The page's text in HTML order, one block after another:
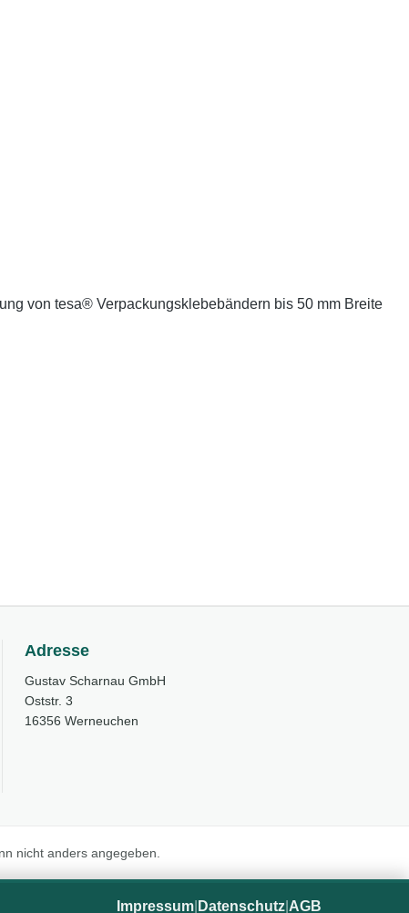
von tesa® Verpackungsklebebändern bis 50 mm Breite
Adresse
Gustav Scharnau GmbH
Oststr. 3
16356 Werneuchen
nicht anders angegeben.
Impressum Datenschutz AGB